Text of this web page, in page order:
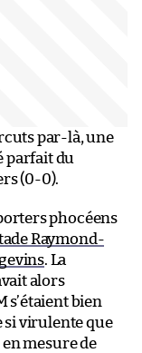
par-là, une
parfait du
(0-0).
phocéens
Raymond-
. La
alors
s’étaient bien
si virulente que
en mesure de